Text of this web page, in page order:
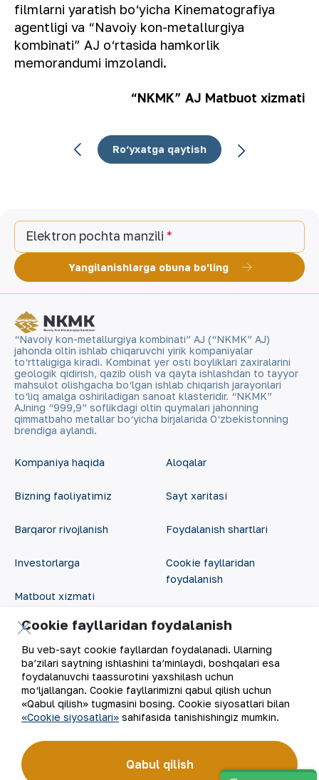
filmlarni yaratish bo‘yicha Kinematografiya
agentligi va “Navoiy kon-metallurgiya
kombinati” AJ o‘rtasida hamkorlik
memorandumi imzolandi.
“NKMK” AJ Matbuot xizmati
Ro‘yxatga qaytish
Elektron pochta manzili
Yangilanishlarga obuna bo'ling
“Navoiy kon-metallurgiya kombinati” AJ (“NKMK” AJ)
jahonda oltin ishlab chiqaruvchi yirik kompaniyalar
to‘rttaligiga kiradi. Kombinat yer osti boyliklari zaxiralarini
geologik qidirish, qazib olish va qayta ishlashdan to tayyor
mahsulot olishgacha bo‘lgan ishlab chiqarish jarayonlari
to‘liq amalga oshiriladigan sanoat klasteridir. “NKMK”
AJning “999,9” soflikdagi oltin quymalari jahonning
qimmatbaho metallar bo‘yicha birjalarida O‘zbekistonning
brendiga aylandi.
Kompaniya haqida
Bizning faoliyatimiz
Barqaror rivojlanish
Investorlarga
Matbout xizmati
Karyera
Raqamli hukumat
Aloqalar
Sayt xaritasi
Foydalanish shartlari
Cookie fayllaridan
foydalanish
RSS feed
©2026
Cookie fayllaridan foydalanish
Bu veb-sayt cookie fayllardan foydalanadi. Ularning
ba’zilari saytning ishlashini ta’minlaydi, boshqalari esa
foydalanuvchi taassurotini yaxshilash uchun
mo‘ljallangan. Cookie fayllarimizni qabul qilish uchun
«Qabul qilish» tugmasini bosing. Cookie siyosatlari bilan
«Cookie siyosatlari» sahifasida tanishishingiz mumkin.
Qabul qilish